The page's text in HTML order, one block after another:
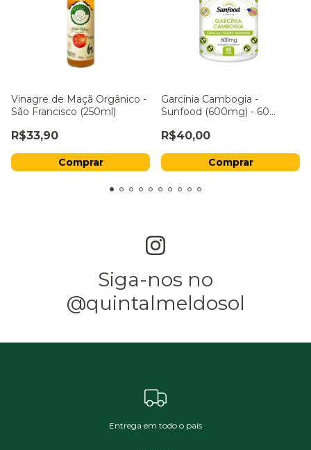
Vinagre de Maçã Orgânico -
São Francisco (250ml)
R$33,90
Garcínia Cambogia -
Sunfood (600mg) - 60
R$40,00
Siga-nos no
@quintalmeldosol
Entrega em todo o país